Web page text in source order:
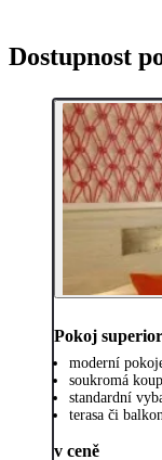
Dostupnost
Pokoj superior
moderní
soukromá
standardní
terasa či
v ceně